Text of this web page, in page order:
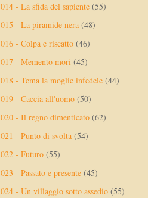
014 - La sfida del sapiente (55)
015 - La piramide nera (48)
016 - Colpa e riscatto (46)
017 - Memento mori (45)
018 - Tema la moglie infedele (44)
019 - Caccia all'uomo (50)
020 - Il regno dimenticato (62)
021 - Punto di svolta (54)
022 - Futuro (55)
023 - Passato e presente (45)
024 - Un villaggio sotto assedio (55)